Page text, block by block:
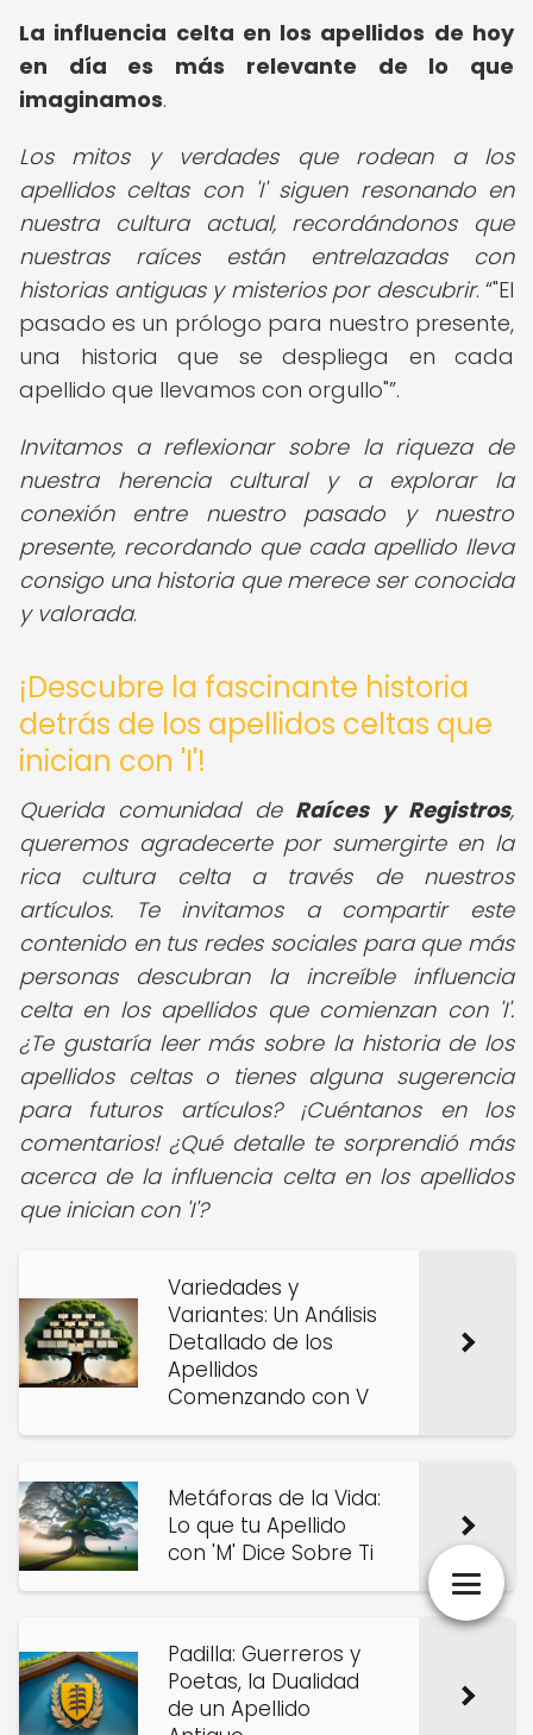
La influencia celta en los apellidos de hoy
en día es más relevante de lo que
imaginamos.
Los mitos y verdades que rodean a los
apellidos celtas con 'I' siguen resonando en
nuestra cultura actual, recordándonos que
nuestras raíces están entrelazadas con
historias antiguas y misterios por descubrir. "El
pasado es un prólogo para nuestro presente,
una historia que se despliega en cada
apellido que llevamos con orgullo" .
Invitamos a reflexionar sobre la riqueza de
nuestra herencia cultural y a explorar la
conexión entre nuestro pasado y nuestro
presente, recordando que cada apellido lleva
consigo una historia que merece ser conocida
y valorada.
¡Descubre la fascinante historia
detrás de los apellidos celtas que
inician con 'I'!
Querida comunidad de Raíces y Registros,
queremos agradecerte por sumergirte en la
rica cultura celta a través de nuestros
artículos. Te invitamos a compartir este
contenido en tus redes sociales para que más
personas descubran la increíble influencia
celta en los apellidos que comienzan con 'I'.
¿Te gustaría leer más sobre la historia de los
apellidos celtas o tienes alguna sugerencia
para futuros artículos? ¡Cuéntanos en los
comentarios! ¿Qué detalle te sorprendió más
acerca de la influencia celta en los apellidos
que inician con 'I'?
Variedades y
Variantes: Un Análisis
Detallado de los
Apellidos
Comenzando con V
Metáforas de la Vida:
Lo que tu Apellido
con 'M' Dice Sobre Ti
Padilla: Guerreros y
Poetas, la Dualidad
de un Apellido